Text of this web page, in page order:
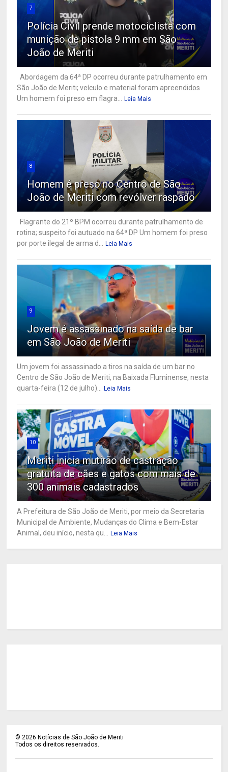
7
Polícia Civil prende motociclista com
munição de pistola 9 mm em São
João de Meriti
Abordagem da 64ª DP ocorreu durante patrulhamento em
São João de Meriti; veículo e material foram apreendidos
Um homem foi preso em flagra... Leia Mais
8
Homem é preso no Centro de São
João de Meriti com revólver raspado
Flagrante do 21º BPM ocorreu durante patrulhamento de
rotina; suspeito foi autuado na 64ª DP Um homem foi preso
por porte ilegal de arma d... Leia Mais
9
Jovem é assassinado na saída de bar
em São João de Meriti
Um jovem foi assassinado a tiros na saída de um bar no
Centro de São João de Meriti, na Baixada Fluminense, nesta
quarta-feira (12 de julho)... Leia Mais
10
Meriti inicia mutirão de castração
gratuita de cães e gatos com mais de
300 animais cadastrados
A Prefeitura de São João de Meriti, por meio da Secretaria
Municipal de Ambiente, Mudanças do Clima e Bem-Estar
Animal, deu início, nesta qu... Leia Mais
©2026 Notícias de São João de Meriti
Todos os direitos reservados.